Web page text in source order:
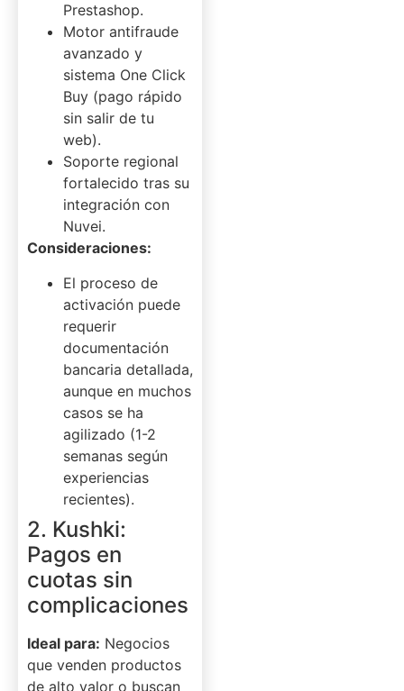
Prestashop.
Motor antifraude
avanzado y
sistema One Click
Buy (pago rápido
sin salir de tu
web).
Soporte regional
fortalecido tras su
integración con
Nuvei.
Consideraciones:
El proceso de
activación puede
requerir
documentación
bancaria detallada,
aunque en muchos
casos se ha
agilizado (1-2
semanas según
experiencias
recientes).
2. Kushki:
Pagos en
cuotas sin
complicaciones
Ideal para: Negocios
que venden productos
de alto valor o buscan